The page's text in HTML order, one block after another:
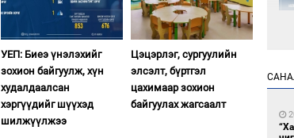
УЕП: Биеэ үнэлэхийг
зохион байгуулж, хүн
худалдаалсан
хэргүүдийг шүүхэд
шилжүүлжээ
Цэцэрлэг, сургуулийн
элсэлт, бүртгэл
цахимаар зохион
байгуулах жагсаалт